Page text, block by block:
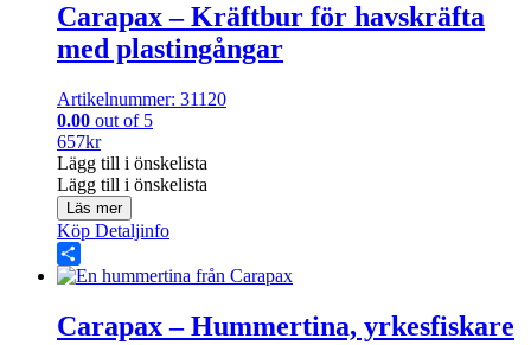
Carapax – Kräftbur för havskräfta
med plastingångar
Artikelnummer: 31120
0.00 out of 5
657kr
Lägg till i önskelista
Lägg till i önskelista
Läs mer
Köp Detaljinfo
Share
Carapax – Hummertina, yrkesfiskare